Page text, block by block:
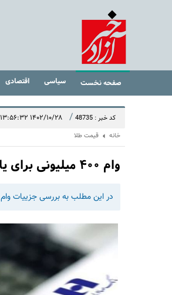
صفحه نخست سیاسی اقتصادی
کد خبر : 48735 / ۱۴۰۲/۱۰/۲۸ ۱۳:۵۶:۳۲
خانه قیمت طلا
وام ۴۰۰ میلیونی برای یارانه بگیران | نحوه دریافت وام ارزان دولتی
در این مطلب به بررسی جزییات وام ۴۰۰ میلیونی خرید مسکن پرداخته ایم که در ادامه میخوانید.